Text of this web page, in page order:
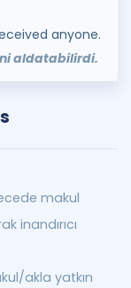
anyone.
aldatabilirdi.
makul
inandırıcı
akla yatkın